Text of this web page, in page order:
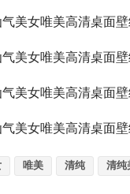
唯美 清纯 清纯